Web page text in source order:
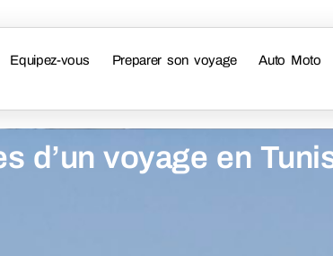
Equipez-vous Preparer son voyage Auto Moto
d’un voyage en